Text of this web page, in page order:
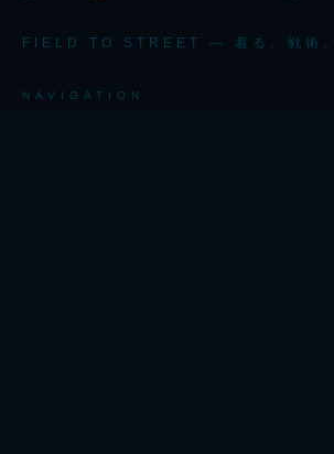
FIELD TO STREET — 着る、戦術。
NAVIGATION